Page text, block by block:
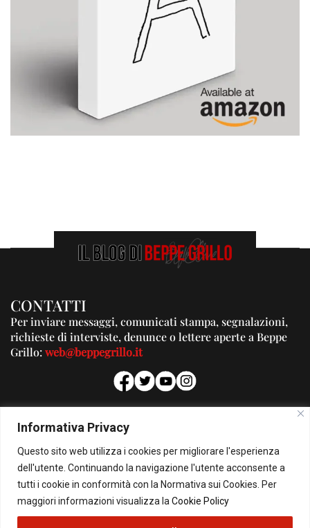
Informativa Privacy
Questo sito web utilizza i cookies per migliorare l'esperienza
dell'utente. Continuando la navigazione l'utente acconsente a
tutti i cookie in conformità con la Normativa sui Cookies. Per
maggiori informazioni visualizza la Cookie Policy
CONTATTI
Per inviare messaggi, comunicati stampa, segnalazioni,
richieste di interviste, denunce o lettere aperte a Beppe
Grillo:web@beppegrillo.it
PUBBLICITA'
Per la tua pubblicità su questo Blog:
pubblicita@beppegrillo.it